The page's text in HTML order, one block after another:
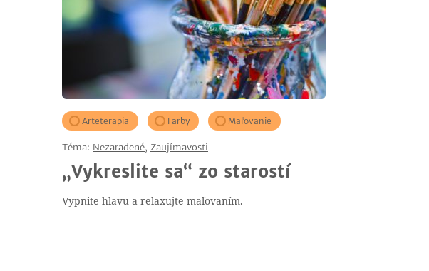
Arteterapia Farby Maľovanie
Téma: Nezaradené, Zaujímavosti
„Vykreslite sa“ zo starostí
Vypnite hlavu a relaxujte maľovaním.